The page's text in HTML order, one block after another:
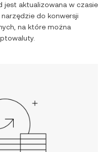
jest aktualizowana w czasie
do konwersji
na które można